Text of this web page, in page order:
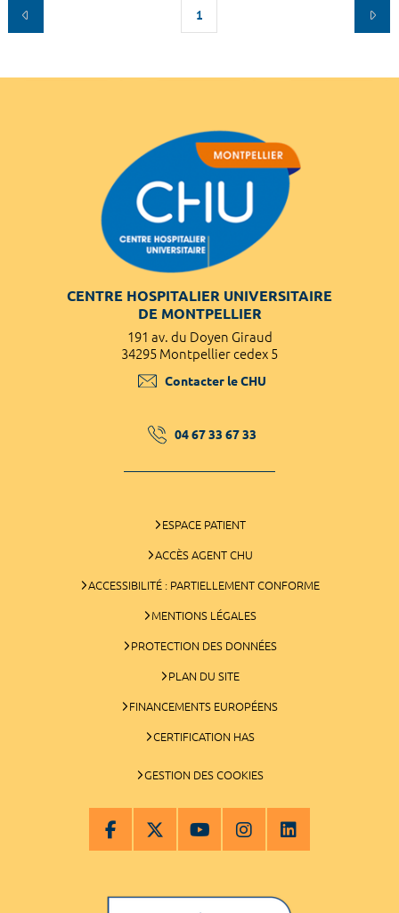
1
CENTRE HOSPITALIER UNIVERSITAIRE
DE MONTPELLIER
191 av. du Doyen Giraud
34295 Montpellier cedex 5
Contacter le CHU
04 67 33 67 33
ESPACE PATIENT
ACCÈS AGENT CHU
ACCESSIBILITÉ : PARTIELLEMENT CONFORME
MENTIONS LÉGALES
PROTECTION DES DONNÉES
PLAN DU SITE
FINANCEMENTS EUROPÉENS
CERTIFICATION HAS
GESTION DES COOKIES